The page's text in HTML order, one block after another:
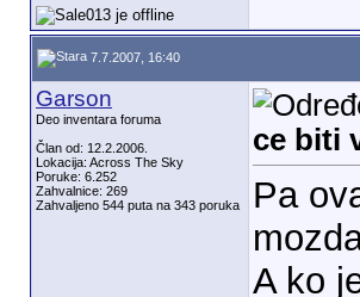
7.7.2007, 16:40
Garson
Deo inventara foruma
Član od: 12.2.2006.
Lokacija: Across The Sky
Poruke: 6.252
Zahvalnice: 269
Zahvaljeno 544 puta na 343 poruka
ce biti
Pa
A ko